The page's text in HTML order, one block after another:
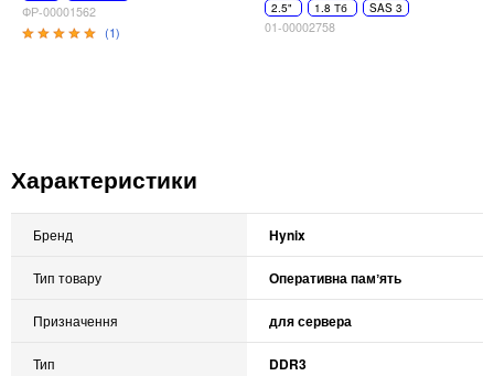
ФР-00001562
(1)
2.5" 1.8 Тб SAS 3
01-00002758
Характеристики
Бренд Hynix
Тип товару Оперативна памʼять
Призначення для сервера
Тип DDR3